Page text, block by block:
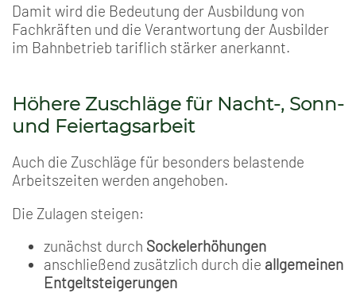
Damit wird die Bedeutung der Ausbildung von
Fachkräften und die Verantwortung der Ausbilder
im Bahnbetrieb tariflich stärker anerkannt.
Höhere Zuschläge für Nacht-, Sonn-
und Feiertagsarbeit
Auch die Zuschläge für besonders belastende
Arbeitszeiten werden angehoben.
Die Zulagen steigen:
zunächst durch Sockelerhöhungen
anschließend zusätzlich durch die allgemeinen
Entgeltsteigerungen